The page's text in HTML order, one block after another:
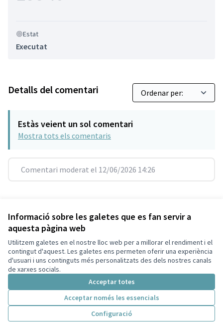
Informació sobre les galetes que es fan servir a
aquesta pàgina web
Utilitzem galetes en el nostre lloc web per a millorar el rendiment i el
contingut d'aquest. Les galetes ens permeten oferir una experiència
d'usuari i uns continguts més personalitzats des dels nostres canals
de xarxes socials.
Acceptar totes
Acceptar només les essencials
Configuració
Estat
Executat
Detalls del comentari
Estàs veient un sol comentari
Mostra tots els comentaris
Comentari moderat el 12/06/2026 14:26
Versió 12(de 12) veure altres versions
Termes i condicions d'ús
Configuració de les galetes
Decidim Sant Cugat a X
(Enllaç extern)
Decidim Sant Cugat a Facebook
Decidim Sant Cugat a Instagram
Decidim Sant Cugat a GitHub
(Enllaç extern)
Web creada ambprogramari lliure .
Amb
(Enllaç